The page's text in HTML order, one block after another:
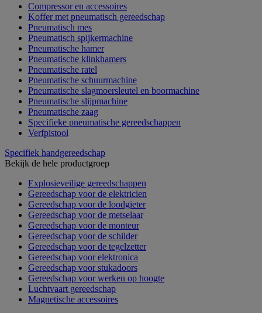
Compressor en accessoires
Koffer met pneumatisch gereedschap
Pneumatisch mes
Pneumatisch spijkermachine
Pneumatische hamer
Pneumatische klinkhamers
Pneumatische ratel
Pneumatische schuurmachine
Pneumatische slagmoersleutel en boormachine
Pneumatische slijpmachine
Pneumatische zaag
Specifieke pneumatische gereedschappen
Verfpistool
Specifiek handgereedschap
Bekijk de hele productgroep
Explosieveilige gereedschappen
Gereedschap voor de elektricien
Gereedschap voor de loodgieter
Gereedschap voor de metselaar
Gereedschap voor de monteur
Gereedschap voor de schilder
Gereedschap voor de tegelzetter
Gereedschap voor elektronica
Gereedschap voor stukadoors
Gereedschap voor werken op hoogte
Luchtvaart gereedschap
Magnetische accessoires